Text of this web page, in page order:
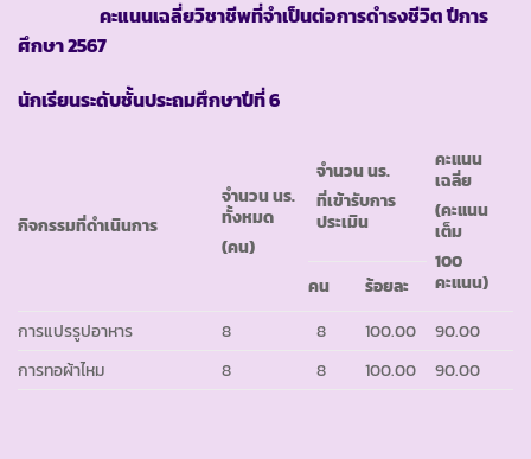
คะแนนเฉลี่ยวิชาชีพที่จำเป็นต่อการดำรงชีวิต ปีการ
ศึกษา2567
นักเรียนระดับชั้นประถมศึกษาปีที่ 6
กิจกรรมที่ดำเนินการ
จำนวน นร.
ทั้งหมด
(คน)
จำนวน นร.
ที่เข้ารับการ
ประเมิน
คะแนน
เฉลี่ย
(คะแนน
เต็ม
100
คะแนน)
คน
ร้อยละ
การแปรรูปอาหาร
8 8 100.00
90.00
การทอผ้าไหม
8 8 100.00 90.00